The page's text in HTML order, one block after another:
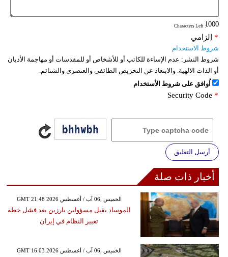
: Characters Left
إلزامي *
شروط الاستخدام
شروط النشر: عدم الإساءة للكاتب أو للأشخاص أو للمقدسات أو مهاجمة الأديان
أو الذات الالهية. والابتعاد عن التحريض الطائفي والعنصري والشتائم.
اُوافق على شروط الأستخدام
Security Code *
أرسل التعليق
أخبار ذات صلة
GMT 21:48 2026 الخميس ,06 آب / أغسطس
الموساد يقيل مسؤولين بارزين بعد فشل خطة
تغيير النظام في إيران
GMT 16:03 2026 الخميس ,06 آب / أغسطس